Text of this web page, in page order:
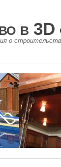
в 3D
о